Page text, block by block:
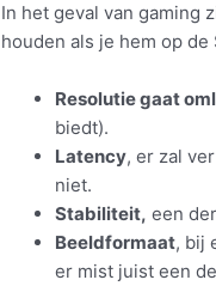
In het geval van gaming
houden als je hem op
Resolutie gaat
biedt).
Latency, er zal
niet.
Stabiliteit, een
Beeldformaat, bij
er mist juist een